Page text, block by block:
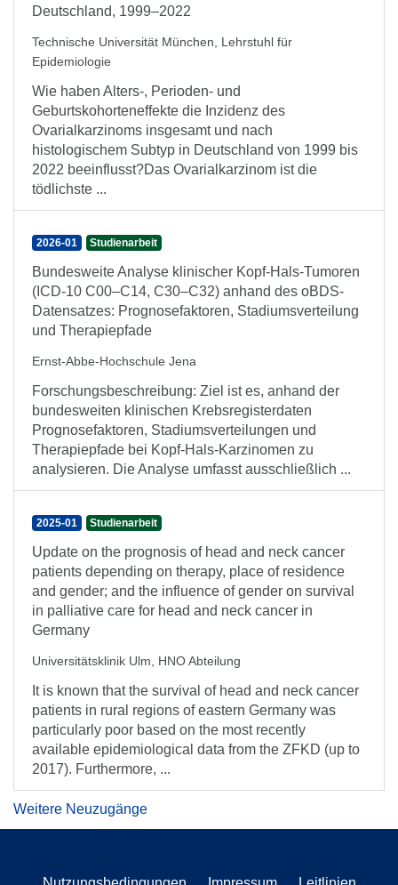
Deutschland, 1999–2022
Technische Universität München, Lehrstuhl für
Epidemiologie
Wie haben Alters-, Perioden- und
Geburtskohorteneffekte die Inzidenz des
Ovarialkarzinoms insgesamt und nach
histologischem Subtyp in Deutschland von 1999 bis
2022 beeinflusst?Das Ovarialkarzinom ist die
tödlichste ...
2026-01 Studienarbeit
Bundesweite Analyse klinischer Kopf-Hals-Tumoren
(ICD-10 C00–C14, C30–C32) anhand des oBDS-
Datensatzes: Prognosefaktoren, Stadiumsverteilung
und Therapiepfade
Ernst-Abbe-Hochschule Jena
Forschungsbeschreibung: Ziel ist es, anhand der
bundesweiten klinischen Krebsregisterdaten
Prognosefaktoren, Stadiumsverteilungen und
Therapiepfade bei Kopf-Hals-Karzinomen zu
analysieren. Die Analyse umfasst ausschließlich ...
2025-01 Studienarbeit
Update on the prognosis of head and neck cancer
patients depending on therapy, place of residence
and gender; and the influence of gender on survival
in palliative care for head and neck cancer in
Germany
Universitätsklinik Ulm, HNO Abteilung
It is known that the survival of head and neck cancer
patients in rural regions of eastern Germany was
particularly poor based on the most recently
available epidemiological data from the ZFKD (up to
2017). Furthermore, ...
Weitere Neuzugänge